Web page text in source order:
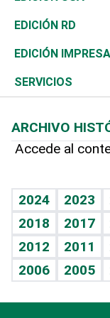
Ocenanía
Caribe
Resto del mundo
Telecom.
Global y variable
Economía personal
Sociales
Novedades
Podcast Arte Libre
Hablando con el
Vida y familia
Eñe
Celebrando la vida
Sin complejos
En pocas palabras
Tenis
Olimpismo
Más deportes
TBT Deportivo
El Espía
Noticiero Poteleche
Columnistas
Más firmas
Historia
Martes de
Cambio climático
Revista
Deportes
Opinión
Hecho en casa
Guía del dinero
EDICIÓN RD
EDICIÓN IMPRESA
SERVICIOS
Cumpleaños
Horóscopos
Crucigramas
ARCHIVO
Accede al
2024 2023
2018
2017
2012
2011
2006
2005